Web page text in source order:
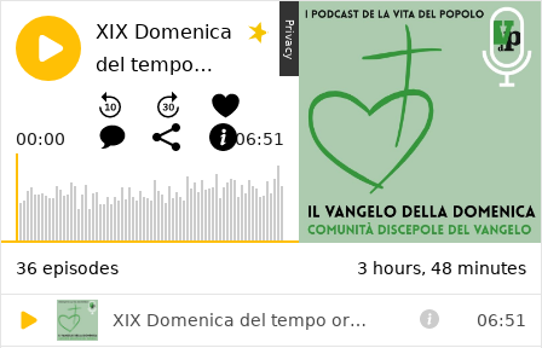
XIX Domenica
del tempo
ordianrio
P
r i
v
a
c
y
P o
l
i
c
y
00:00 06:51
36 episodes 3 hours, 48 minutes
XIX Domenica del tempo ordianrio 06:51